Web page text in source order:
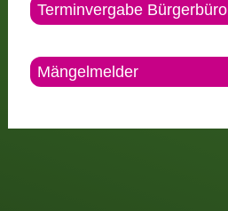
Terminvergabe Bürgerbüro
Mängelmelder